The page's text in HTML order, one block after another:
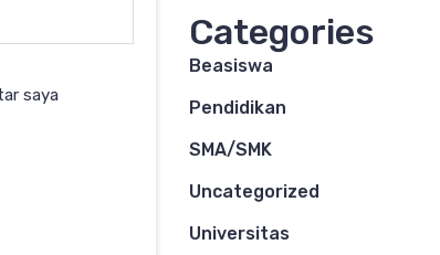
saya
Categories
Beasiswa
Pendidikan
SMA/SMK
Uncategorized
Universitas